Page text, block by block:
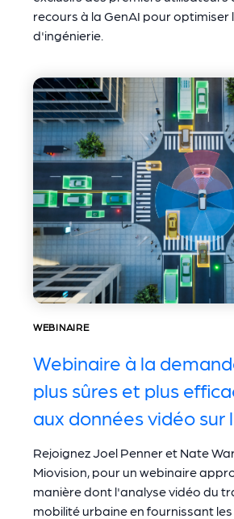
recours à la GenAI pour optimiser
d'ingénierie.
WEBINAIRE
Webinaire à la
plus sûres et plus
aux données vidéo sur
Rejoignez Joel Penner et Nate
Miovision, pour un webinaire
manière dont l'analyse vidéo du
mobilité urbaine en fournissant